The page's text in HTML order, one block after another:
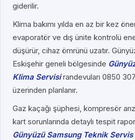
giderilir.
Klima bakımı yılda en az bir kez
evaporatör ve dış ünite kontrolü
düşürür, cihaz ömrünü uzatır.
Eskişehir geneli bölgesinde
Klima Servisirandevuları 0850
üzerinden planlanır.
Gaz kaçağı şüphesi, kompresör
kart sorunlarında detaylı tespit
Günyüzü Samsung Teknik Servis